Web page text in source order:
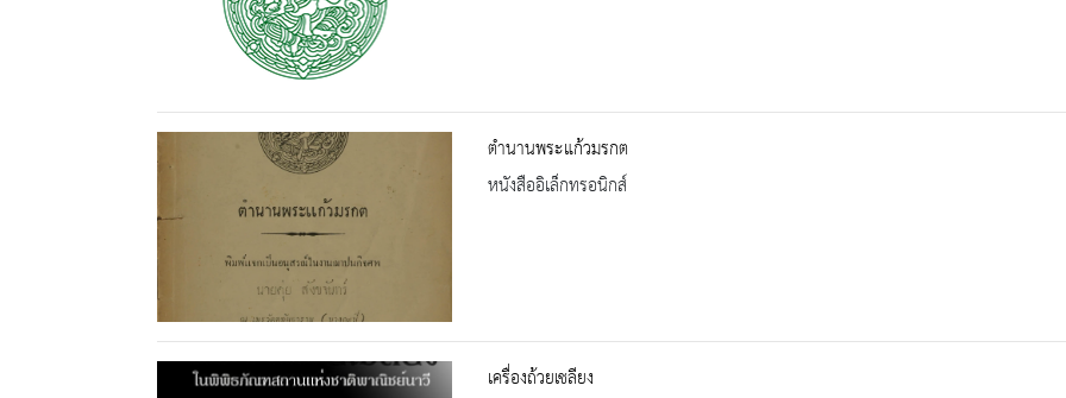
ตำนานพระแก้วมรกต
หนังสืออิเล็กทรอนิกส์
เครื่องถ้วยเชลียง